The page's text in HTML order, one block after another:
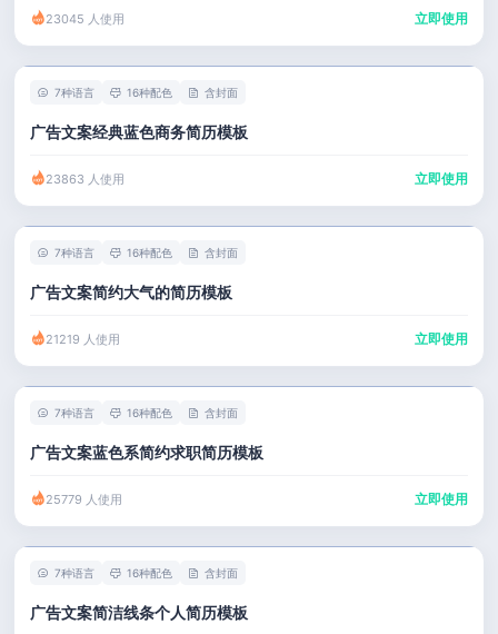
23045 人使用 立即使用
7种语言 16种配色 含封面
广告文案经典蓝色商务简历模板
23863 人使用 立即使用
7种语言 16种配色 含封面
广告文案简约大气的简历模板
21219 人使用 立即使用
7种语言 16种配色 含封面
广告文案蓝色系简约求职简历模板
25779 人使用 立即使用
7种语言 16种配色 含封面
广告文案简洁线条个人简历模板